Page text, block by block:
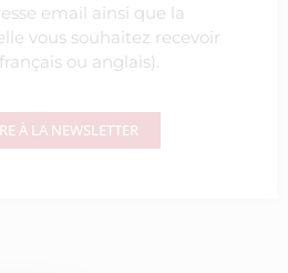
email ainsi que la
vous souhaitez recevoir
ou anglais).
À LA NEWSLETTER